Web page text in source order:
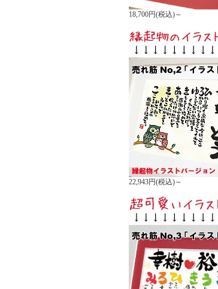
18,700円(税込)～
22,943円(税込)～